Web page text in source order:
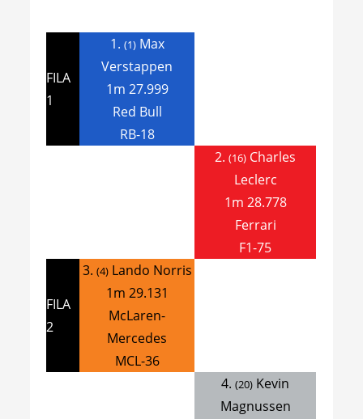
FILA
1
1. (1)Max
Verstappen
1m 27.999
Red Bull
RB-18
2.(16) Charles
Leclerc
1m 28.778
Ferrari
F1-75
FILA
2
3. (4)Lando Norris
1m 29.131
McLaren-
Mercedes
MCL-36
4.(20) Kevin
Magnussen